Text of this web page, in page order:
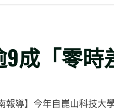
成「零時
報導】今年自崑山科技